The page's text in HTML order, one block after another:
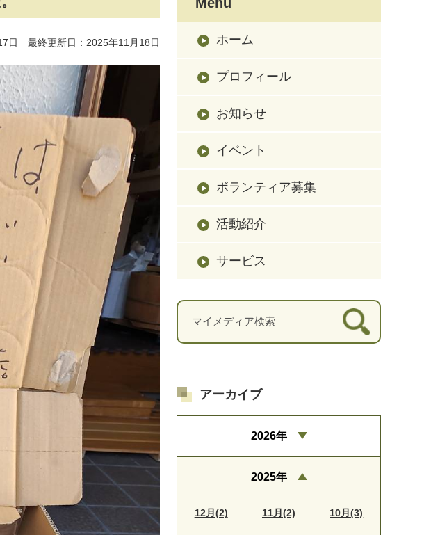
日 最終更新日：2025年11月18日 ホーム
プロフィール
お知らせ
イベント
ボランティア募集
活動紹介
サービス
アーカイブ
2026年
2025年
12月(2) 11月(2) 10月(3)